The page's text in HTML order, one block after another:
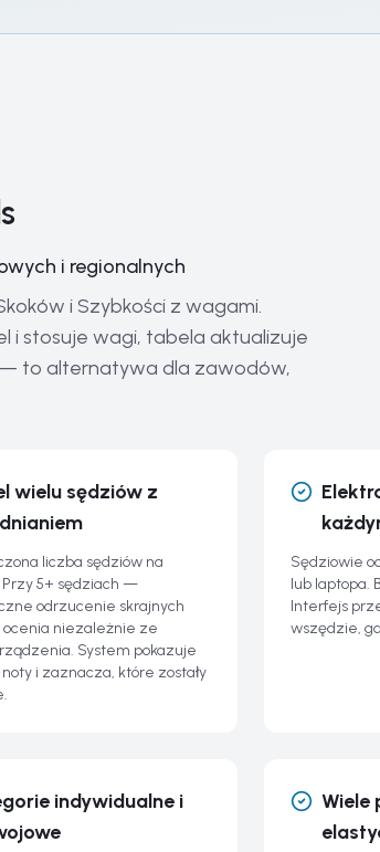
i regionalnych
i Szybkości z wagami.
i stosuje wagi, tabela aktualizuje
— to alternatywa dla zawodów,
wielu sędziów z
liczba sędziów na
Przy 5+ sędziach —
odrzucenie skrajnych
ocenia niezależnie ze
System pokazuje
i zaznacza, które zostały
Sędziowie
lub laptopa.
Interfejs
wszędzie,
indywidualne i
Wiele